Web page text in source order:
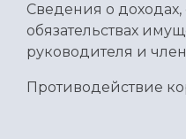
Сведения о
обязательствах
руководителя и
Противодействие